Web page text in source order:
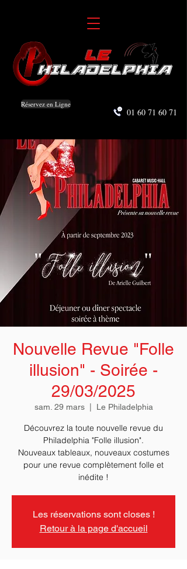
Réservez en Ligne
01 60 71 60 71
Nouvelle Revue "Folle
illusion" - Soirée -
29/03/2025
sam. 29 mars
  |
Le Philadelphia
Découvrez la toute nouvelle revue du
Philadelphia "Folle illusion".
Nouveaux tableaux, nouveaux costumes
pour une revue complètement folle et
Les réservations sont closes !
Retour à la page d'accueil